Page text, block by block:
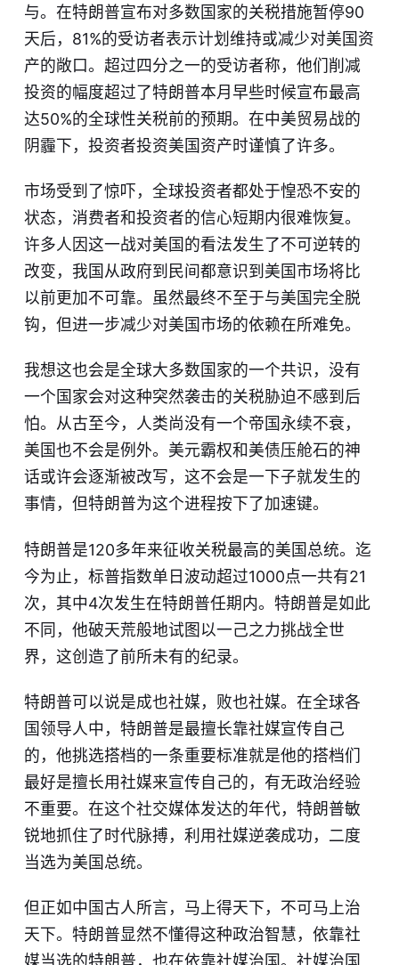
与。在特朗普宣布对多数国家的关税措施暂停90
天后，81%的受访者表示计划维持或减少对美国资
产的敞口。超过四分之一的受访者称，他们削减
投资的幅度超过了特朗普本月早些时候宣布最高
达50%的全球性关税前的预期。在中美贸易战的
阴霾下，投资者投资美国资产时谨慎了许多。
市场受到了惊吓，全球投资者都处于惶恐不安的
状态，消费者和投资者的信心短期内很难恢复。
许多人因这一战对美国的看法发生了不可逆转的
改变，我国从政府到民间都意识到美国市场将比
以前更加不可靠。虽然最终不至于与美国完全脱
钩，但进一步减少对美国市场的依赖在所难免。
我想这也会是全球大多数国家的一个共识，没有
一个国家会对这种突然袭击的关税胁迫不感到后
怕。从古至今，人类尚没有一个帝国永续不衰，
美国也不会是例外。美元霸权和美债压舱石的神
话或许会逐渐被改写，这不会是一下子就发生的
事情，但特朗普为这个进程按下了加速键。
特朗普是120多年来征收关税最高的美国总统。迄
今为止，标普指数单日波动超过1000点一共有21
次，其中4次发生在特朗普任期内。特朗普是如此
不同，他破天荒般地试图以一己之力挑战全世
界，这创造了前所未有的纪录。
特朗普可以说是成也社媒，败也社媒。在全球各
国领导人中，特朗普是最擅长靠社媒宣传自己
的，他挑选搭档的一条重要标准就是他的搭档们
最好是擅长用社媒来宣传自己的，有无政治经验
不重要。在这个社交媒体发达的年代，特朗普敏
锐地抓住了时代脉搏，利用社媒逆袭成功，二度
当选为美国总统。
但正如中国古人所言，马上得天下，不可马上治
天下。特朗普显然不懂得这种政治智慧，依靠社
媒当选的特朗普，也在依靠社媒治国。社媒治国